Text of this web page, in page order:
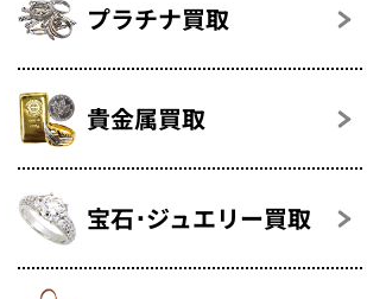
プラチナ買取
貴金属買取
宝石･ジュエリー買取